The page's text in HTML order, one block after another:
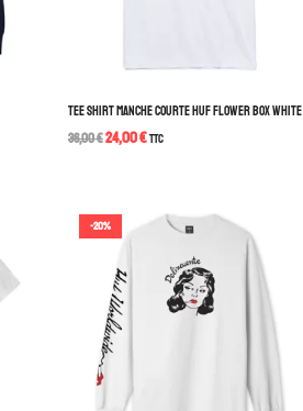
TEE SHIRT MANCHE COURTE HUF FLOWER BOX WHITE
36,00€24,00€TTC
-20%